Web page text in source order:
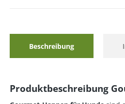
Beschreibung
Produktbeschreibung